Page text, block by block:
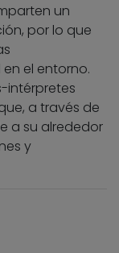
un
por lo que
el entorno.
intérpretes
a través de
a su alrededor
y